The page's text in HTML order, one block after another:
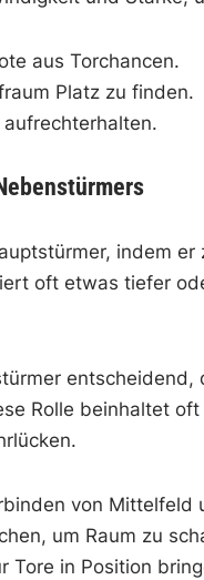
aus Torchancen.
Platz zu finden.
indem
oft etwas tiefer
Rolle beinhaltet
von Mittelfeld
um Raum zu
Tore in Position